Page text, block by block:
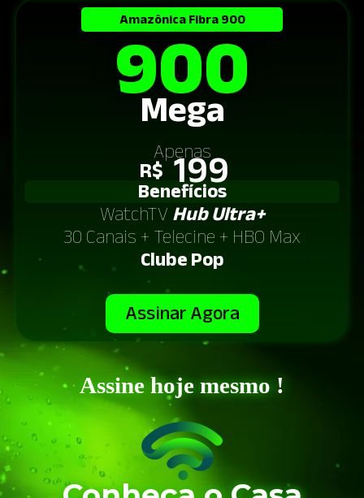
AmazônicaFibra 900
900
Mega
Apenas
R$ 199
Benefícios
WatchTVHub Ultra+
30 Canais + Telecine + HBO Max
Clube Pop
Assinar Agora
Assine hoje mesmo !